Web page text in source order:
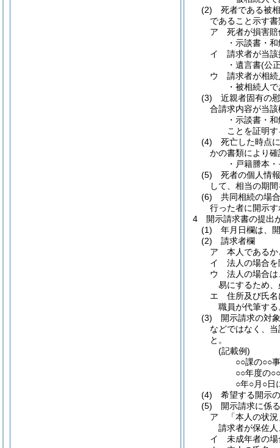
(2)
死者である被
であること示す
ア
死者が損害
・示談書・
イ
請求者が当
・遺言書(公
ウ
請求者が相
・被相続人
(3)
近親者固有の
合請求内容が当
・示談書・
ことを証明
(4)
死亡した時点
かの書類により確
・戸籍謄本
(5)
死者の個人情
して、相当の期
(6)
共同相続の場
行った者に開示す
4
開示請求書の提出
(1)
年月日欄は、
(2)
請求者欄
ア
本人である
イ
法人の場合を
ウ
法人の場合
易にするため
エ
住所及び氏名
職員が代筆する
(3)
開示請求の対
などではなく、
と。
(記載例)
○○課の○○
○○年度の
○年○月○日
(4)
希望する開示
(5)
開示請求に係
ア
「本人の状
請求者が保佐
イ
未成年者の場